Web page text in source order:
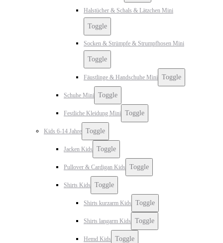
Halstücher & Schals & Lätzchen Mini
Toggle
Socken & Strümpfe & Strumpfhosen Mini
Toggle
Fäustlinge & Handschuhe Mini Toggle
Schuhe Mini Toggle
Festliche Kleidung Mini Toggle
Kids 6-14 Jahre Toggle
Jacken Kids Toggle
Pullover & Cardigan Kids Toggle
Shirts Kids Toggle
Shirts kurzarm Kids Toggle
Shirts langarm Kids Toggle
Hemd Kids Toggle